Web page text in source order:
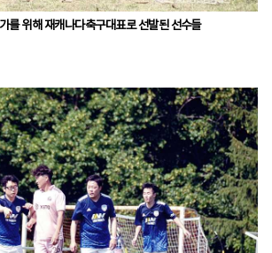
를 위해 재캐나다축구대표로 선발된 선수들